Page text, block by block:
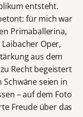
entsteht.
für mich war
Primaballerina,
Oper,
aus dem
Recht begeistert
seien in
– auf dem Foto
Freude über das